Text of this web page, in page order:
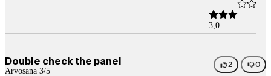
3,0
Double check the panel
Arvosana 3/5
2 0